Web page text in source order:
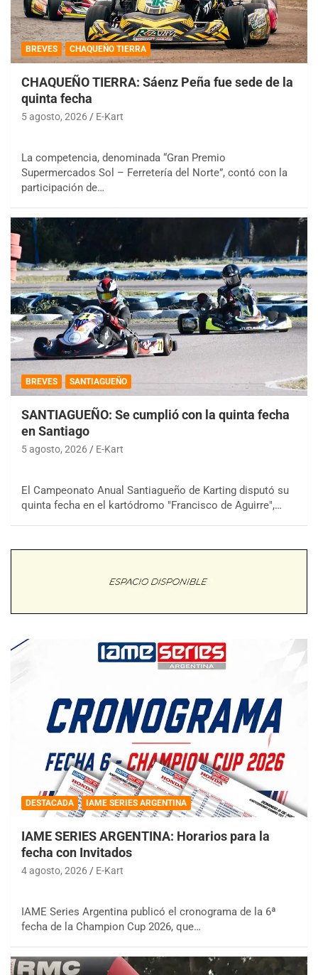
BREVES CHAQUEÑO TIERRA
CHAQUEÑO TIERRA: Sáenz Peña fue sede de la
quinta fecha
5 agosto, 2026 E-Kart
La competencia, denominada “Gran Premio
Supermercados Sol – Ferretería del Norte”, contó con la
participación de…
BREVES SANTIAGUEÑO
SANTIAGUEÑO: Se cumplió con la quinta fecha
en Santiago
5 agosto, 2026 E-Kart
El Campeonato Anual Santiagueño de Karting disputó su
quinta fecha en el kartódromo "Francisco de Aguirre",…
DESTACADA IAME SERIES ARGENTINA
IAME SERIES ARGENTINA: Horarios para la
fecha con Invitados
4 agosto, 2026 E-Kart
IAME Series Argentina publicó el cronograma de la 6ª
fecha de la Champion Cup 2026, que…